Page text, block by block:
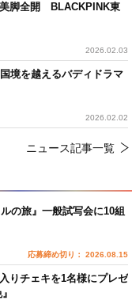
美脚全開 BLACKPINK東
2026.02.03
境を越えるバディドラマ
2026.02.02
ニュース記事一覧
の旅』一般試写会に10組
応募締め切り： 2026.08.15
りチェキを1名様にプレゼ